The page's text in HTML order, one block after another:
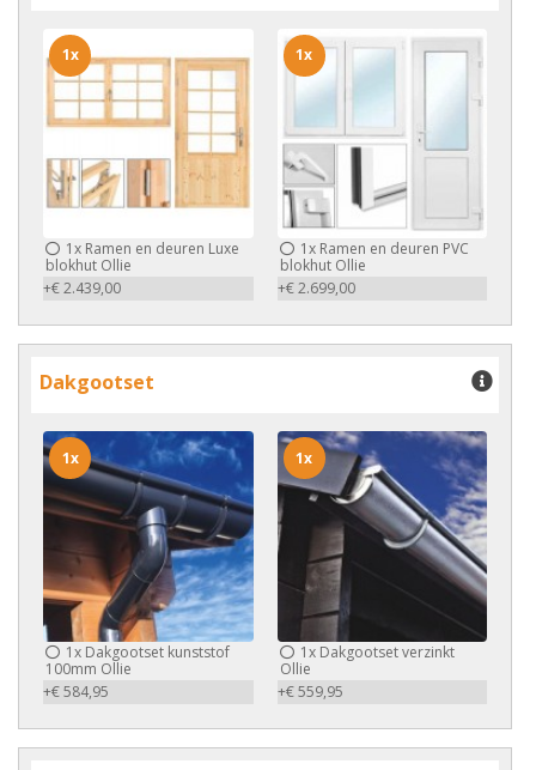
1x Ramen en deuren Luxe
blokhut Ollie
+€ 2.439,00
1x
1xRamen en deuren PVC
blokhut Ollie
+€ 2.699,00
1x
Dakgootset
1x Dakgootset kunststof
100mm Ollie
+€ 584,95
1x
1xDakgootset verzinkt
Ollie
+€ 559,95
1x